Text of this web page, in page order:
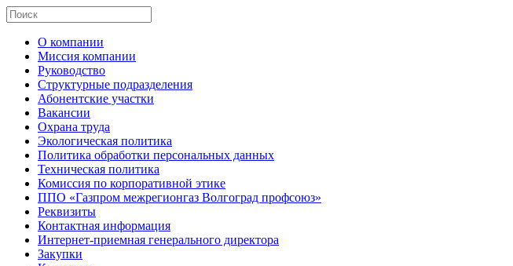
О компании
Миссия компании
Руководство
Структурные подразделения
Абонентские участки
Вакансии
Охрана труда
Экологическая политика
Политика обработки персональных данных
Техническая политика
Комиссия по корпоративной этике
ППО «Газпром межрегионгаз Волгоград профсоюз»
Реквизиты
Контактная информация
Интернет-приемная генерального директора
Закупки